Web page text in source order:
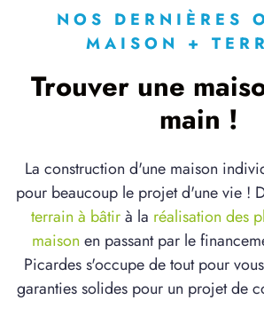
NOS DERNIÈRES
MAISON +
Trouver une
main !
La construction d'une maison
pour beaucoup le projet d'une vie !
terrain à bâtirà la réalisation des
maison en passant par le
Picardes s'occupe de tout pour
garanties solides pour un projet de